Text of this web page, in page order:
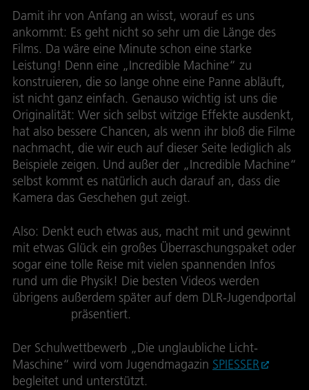
Damit ihr von Anfang an wisst, worauf es uns
ankommt: Es geht nicht so sehr um die Länge des
Films. Da wäre eine Minute schon eine starke
Leistung! Denn eine „Incredible Machine“ zu
konstruieren, die so lange ohne eine Panne abläuft,
ist nicht ganz einfach. Genauso wichtig ist uns die
Originalität: Wer sich selbst witzige Effekte ausdenkt,
hat also bessere Chancen, als wenn ihr bloß die Filme
nachmacht, die wir euch auf dieser Seite lediglich als
Beispiele zeigen. Und außer der „Incredible Machine“
selbst kommt es natürlich auch darauf an, dass die
Kamera das Geschehen gut zeigt.
Also: Denkt euch etwas aus, macht mit und gewinnt
mit etwas Glück ein großes Überraschungspaket oder
sogar eine tolle Reise mit vielen spannenden Infos
rund um die Physik! Die besten Videos werden
übrigens außerdem später auf dem DLR-Jugendportal
präsentiert.
Der Schulwettbewerb „Die unglaubliche Licht-
Maschine“ wird vom Jugendmagazin SPIESSER
begleitet und unterstützt.